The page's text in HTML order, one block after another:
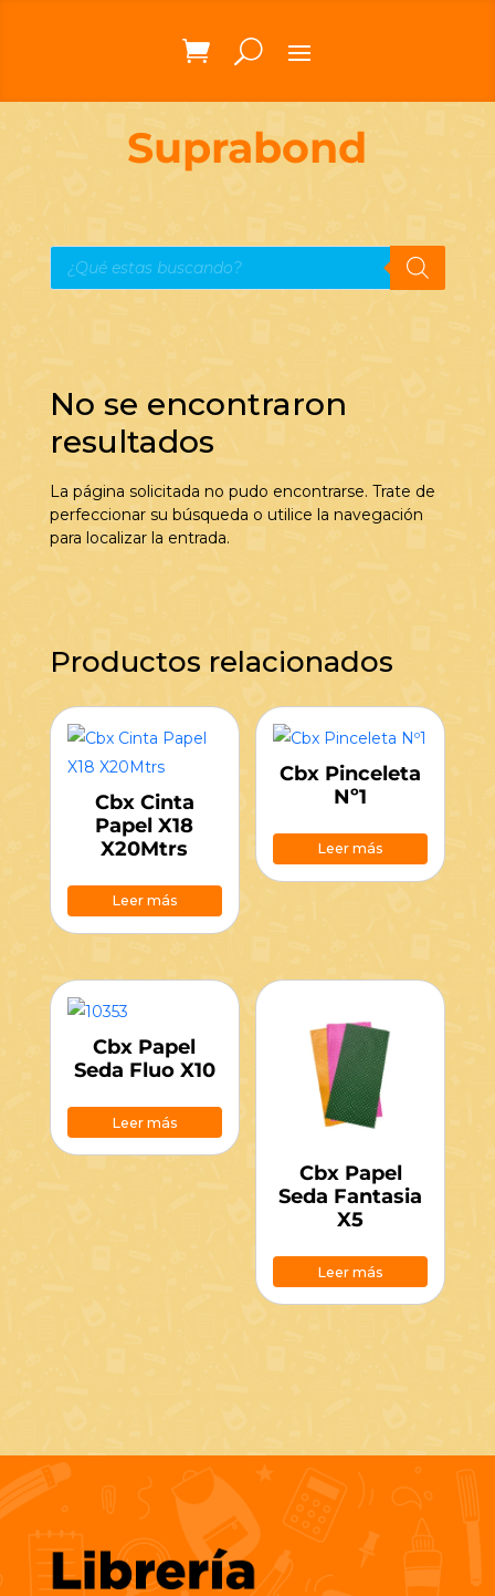
Suprabond
Búsqueda
de
productos
No se encontraron
resultados
La página solicitada no pudo encontrarse. Trate de
perfeccionar su búsqueda o utilice la navegación
para localizar la entrada.
Productos relacionados
Cbx Cinta
Papel X18
X20Mtrs
Leer más
Cbx Pinceleta
Nº1
Leer más
Cbx Papel
Seda Fluo X10
Leer más
Cbx Papel
Seda Fantasia
X5
Leer más